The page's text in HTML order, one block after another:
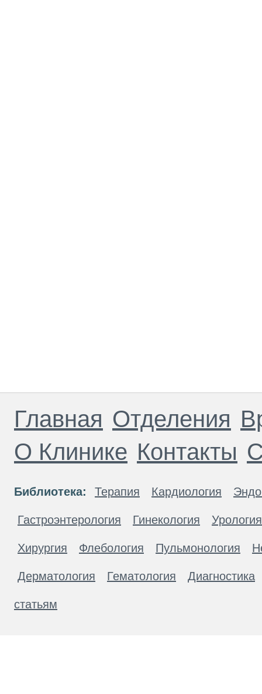
Главная Отделения
О Клинике Контакты
Библиотека: Терапия Кардиология
Гастроэнтерология Гинекология Урология
Хирургия Флебология Пульмонология
Дерматология Гематология Диагностика
статьям